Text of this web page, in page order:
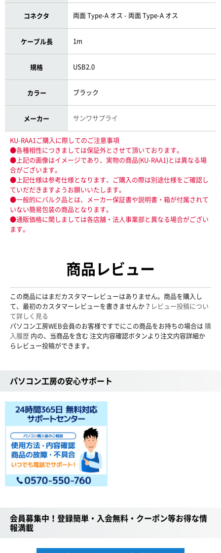
コネクタ 両面 Type-A オス - 両面 Type-A オス
ケーブル長 1m
規格 USB2.0
カラー ブラック
メーカー サンワサプライ
KU-RAA1ご購入に際してのご注意事項
●各種相性につきましては保証外とさせて頂いております。
●上記の画像はイメージであり、実物の商品(KU-RAA1)とは異なる場
合がございます。
●上記仕様は参考仕様となります、ご購入の際は別途仕様をご確認し
ていだだきますようお願いいたします。
●一般的にバルク品とは、メーカー保証書や説明書・箱が付属されて
いない簡易包装の商品となります。
●通販価格に関しましては各店舗・法人事業部と異なる場合がござい
ます。
商品レビュー
この商品にはまだカスタマーレビューはありません。商品を購入し
て、最初のカスタマーレビューを書きませんか？ レビュー投稿につい
て詳しく見る
パソコン工房WEB会員のお客様ですでにこの商品をお持ちの場合は 購
入履歴 内の、当商品を含む 注文内容確認ボタンより注文内容詳細か
らレビュー投稿ができます。
パソコン工房の安心サポート
会員募集中！登録簡単・入会無料・クーポン等お得な情
報満載